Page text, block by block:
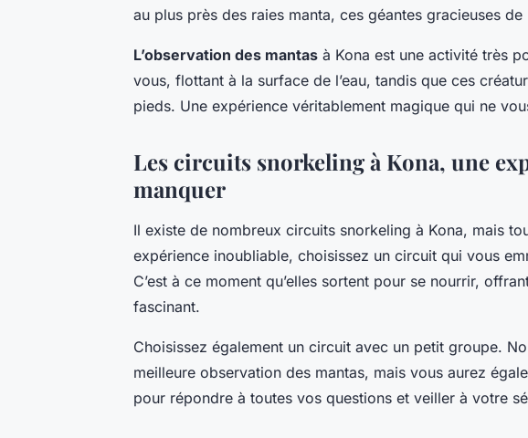
au plus près des raies manta, ces géantes gracieuses de
L’observation des mantas à Kona est une activité très
vous, flottant à la surface de l’eau, tandis que ces
pieds. Une expérience véritablement magique qui ne
Les circuits snorkeling à Kona, une
manquer
Il existe de nombreux circuits snorkeling à Kona, mais
expérience inoubliable, choisissez un circuit qui vous
C’est à ce moment qu’elles sortent pour se nourrir,
fascinant.
Choisissez également un circuit avec un petit groupe.
meilleure observation des mantas, mais vous aurez
pour répondre à toutes vos questions et veiller à votre